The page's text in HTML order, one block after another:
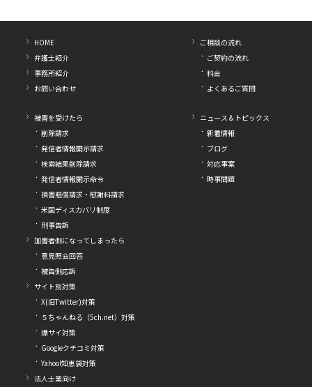
HOME
弁護士紹介
事務所紹介
お問い合わせ
ご相談の流れ
ご契約の流れ
料金
よくあるご質問
被害を受けたら
削除請求
発信者情報開示請求
検索結果削除請求
発信者情報開示命令
損害賠償請求・慰謝料請求
米国ディスカバリ制度
刑事告訴
加害者側になってしまったら
意見照会回答
被告側応訴
サイト別対策
X(旧Twitter)対策
５ちゃんねる（5ch.net）対策
爆サイ対策
Googleクチコミ対策
Yahoo!知恵袋対策
法人士業向け
ニュース＆トピックス
新着情報
ブログ
対応事案
時事問題